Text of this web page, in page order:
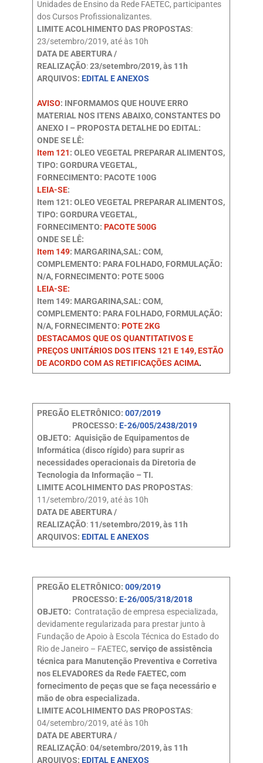
Unidades de Ensino da Rede FAETEC, participantes
dos Cursos Profissionalizantes.
LIMITE ACOLHIMENTO DAS PROPOSTAS:
23/setembro/2019, até às 10h
DATA DE ABERTURA /
REALIZAÇÃO:23/setembro/2019, às 11h
ARQUIVOS: EDITAL E ANEXOS
AVISO: INFORMAMOS QUE HOUVE ERRO
MATERIAL NOS ITENS ABAIXO, CONSTANTES DO
ANEXO I – PROPOSTA DETALHE DO EDITAL:
ONDE SE LÊ:
Item 121: OLEO VEGETAL PREPARAR ALIMENTOS,
TIPO: GORDURA VEGETAL,
FORNECIMENTO: PACOTE 100G
LEIA-SE:
Item 121: OLEO VEGETAL PREPARAR ALIMENTOS,
TIPO: GORDURA VEGETAL,
FORNECIMENTO: PACOTE 500G
ONDE SE LÊ:
Item 149: MARGARINA,SAL: COM,
COMPLEMENTO: PARA FOLHADO, FORMULAÇÃO:
N/A, FORNECIMENTO: POTE 500G
LEIA-SE:
Item 149: MARGARINA,SAL: COM,
COMPLEMENTO: PARA FOLHADO, FORMULAÇÃO:
N/A, FORNECIMENTO: POTE 2KG
DESTACAMOS QUE OS QUANTITATIVOS E
PREÇOS UNITÁRIOS DOS ITENS 121 E 149, ESTÃO
DE ACORDO COM AS RETIFICAÇÕES ACIMA.
PREGÃO ELETRÔNICO: 007/2019
PROCESSO: E-26/005/2438/2019
OBJETO: Aquisição de Equipamentos de
Informática (disco rígido) para suprir as
necessidades operacionais da Diretoria de
Tecnologia da Informação – TI.
LIMITE ACOLHIMENTO DAS PROPOSTAS:
11/setembro/2019, até às 10h
DATA DE ABERTURA /
REALIZAÇÃO:11/setembro/2019, às 11h
ARQUIVOS: EDITAL E ANEXOS
PREGÃO ELETRÔNICO: 009/2019
PROCESSO: E-26/005/318/2018
OBJETO: Contratação de empresa especializada,
devidamente regularizada para prestar junto à
Fundação de Apoio à Escola Técnica do Estado do
Rio de Janeiro – FAETEC, serviço de assistência
técnica para Manutenção Preventiva e Corretiva
nos ELEVADORES da Rede FAETEC, com
fornecimento de peças que se faça necessário e
mão de obra especializada.
LIMITE ACOLHIMENTO DAS PROPOSTAS:
04/setembro/2019, até às 10h
DATA DE ABERTURA /
REALIZAÇÃO:04/setembro/2019, às 11h
ARQUIVOS: EDITAL E ANEXOS